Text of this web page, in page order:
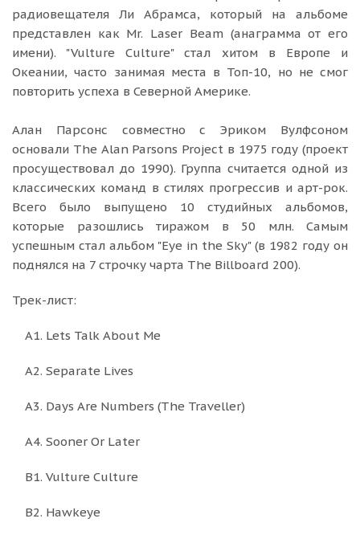
радиовещателя Ли Абрамса, который на альбоме
представлен как Mr. Laser Beam (анаграмма от его
имени). "Vulture Culture" стал хитом в Европе и
Океании, часто занимая места в Топ-10, но не смог
повторить успеха в Северной Америке.
Алан Парсонс совместно с Эриком Вулфсоном
основали The Alan Parsons Project в 1975 году (проект
просуществовал до 1990). Группа считается одной из
классических команд в стилях прогрессив и арт-рок.
Всего было выпущено 10 студийных альбомов,
которые разошлись тиражом в 50 млн. Самым
успешным стал альбом "Eye in the Sky" (в 1982 году он
поднялся на 7 строчку чарта The Billboard 200).
Трек-лист:
A1. Lets Talk About Me
A2. Separate Lives
A3. Days Are Numbers (The Traveller)
A4. Sooner Or Later
B1. Vulture Culture
B2. Hawkeye